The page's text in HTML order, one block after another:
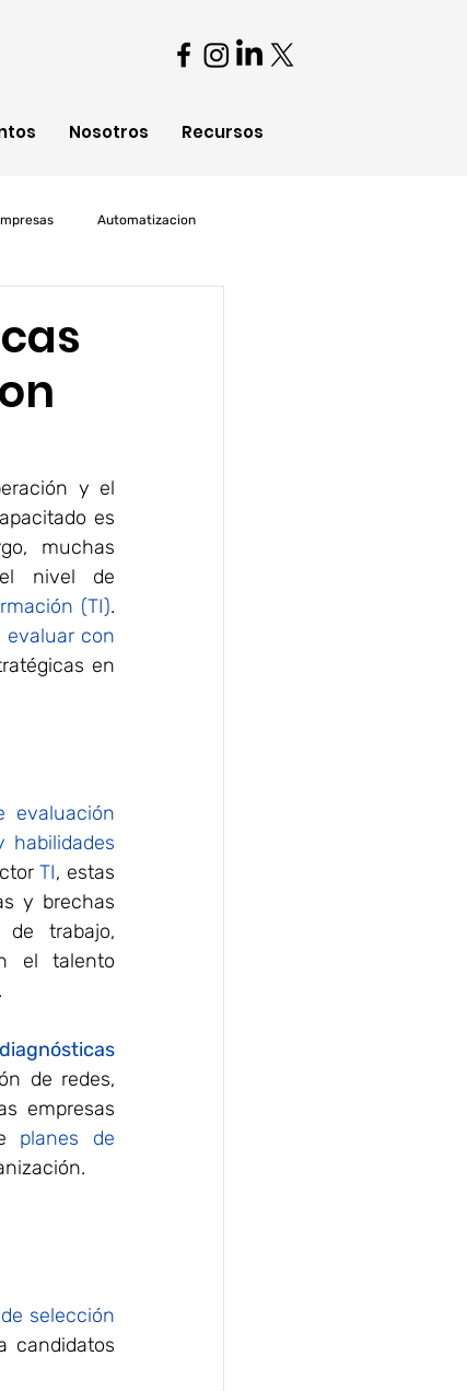
Nosotros Recursos
Automatizacion
y el
es
muchas
(TI).
evaluar con
en
evaluación
habilidades
TI
y brechas
trabajo,
el talento
de redes,
empresas
planes de
candidatos